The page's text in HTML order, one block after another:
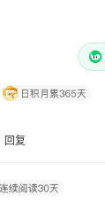
回复